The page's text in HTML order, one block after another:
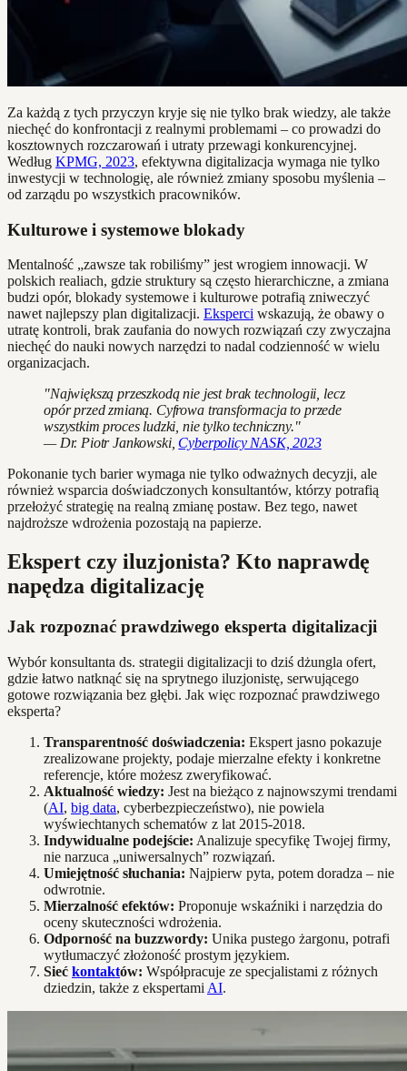
Za każdą z tych przyczyn kryje się nie tylko brak wiedzy, ale także
niechęć do konfrontacji z realnymi problemami – co prowadzi do
kosztownych rozczarowań i utraty przewagi konkurencyjnej.
Według KPMG, 2023, efektywna digitalizacja wymaga nie tylko
inwestycji w technologię, ale również zmiany sposobu myślenia –
od zarządu po wszystkich pracowników.
Kulturowe i systemowe blokady
Mentalność „zawsze tak robiliśmy” jest wrogiem innowacji. W
polskich realiach, gdzie struktury są często hierarchiczne, a zmiana
budzi opór, blokady systemowe i kulturowe potrafią zniweczyć
nawet najlepszy plan digitalizacji. Eksperci wskazują, że obawy o
utratę kontroli, brak zaufania do nowych rozwiązań czy zwyczajna
niechęć do nauki nowych narzędzi to nadal codzienność w wielu
organizacjach.
"Największą przeszkodą nie jest brak technologii, lecz
opór przed zmianą. Cyfrowa transformacja to przede
wszystkim proces ludzki, nie tylko techniczny."
— Dr. Piotr Jankowski, Cyberpolicy NASK, 2023
Pokonanie tych barier wymaga nie tylko odważnych decyzji, ale
również wsparcia doświadczonych konsultantów, którzy potrafią
przełożyć strategię na realną zmianę postaw. Bez tego, nawet
najdroższe wdrożenia pozostają na papierze.
Ekspert czy iluzjonista? Kto naprawdę
napędza digitalizację
Jak rozpoznać prawdziwego eksperta digitalizacji
Wybór konsultanta ds. strategii digitalizacji to dziś dżungla ofert,
gdzie łatwo natknąć się na sprytnego iluzjonistę, serwującego
gotowe rozwiązania bez głębi. Jak więc rozpoznać prawdziwego
eksperta?
Transparentność doświadczenia: Ekspert jasno pokazuje
zrealizowane projekty, podaje mierzalne efekty i konkretne
referencje, które możesz zweryfikować.
Aktualność wiedzy: Jest na bieżąco z najnowszymi trendami
(AI, big data, cyberbezpieczeństwo), nie powiela
wyświechtanych schematów z lat 2015-2018.
Indywidualne podejście: Analizuje specyfikę Twojej firmy,
nie narzuca „uniwersalnych” rozwiązań.
Umiejętność słuchania: Najpierw pyta, potem doradza – nie
odwrotnie.
Mierzalność efektów: Proponuje wskaźniki i narzędzia do
oceny skuteczności wdrożenia.
Odporność na buzzwordy: Unika pustego żargonu, potrafi
wytłumaczyć złożoność prostym językiem.
Sieć kontaktów: Współpracuje ze specjalistami z różnych
dziedzin, także z ekspertami AI.